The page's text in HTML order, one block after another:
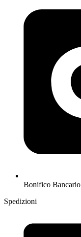
Bonifico Bancario
Spedizioni